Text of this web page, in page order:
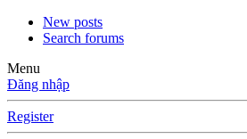
New posts
Search forums
Menu
Đăng nhập
Register